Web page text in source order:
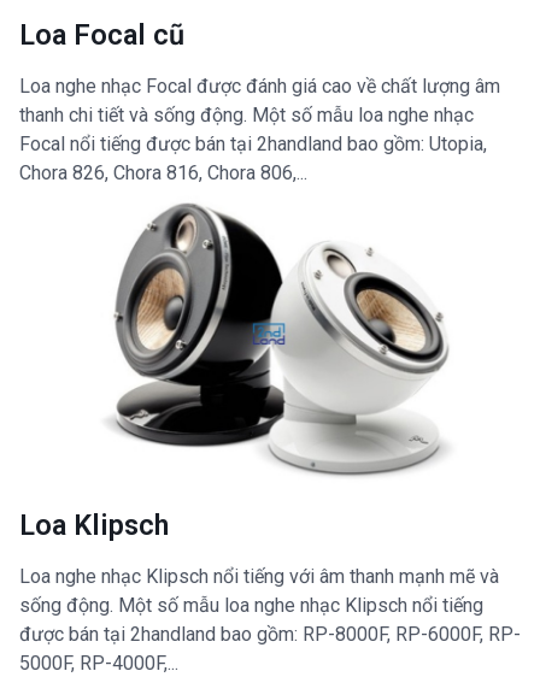
Loa Focal cũ
Loa nghe nhạc Focal được đánh giá cao về chất lượng âm
thanh chi tiết và sống động. Một số mẫu loa nghe nhạc
Focal nổi tiếng được bán tại 2handland bao gồm: Utopia,
Chora 826, Chora 816, Chora 806,...
Loa Klipsch
Loa nghe nhạc Klipsch nổi tiếng với âm thanh mạnh mẽ và
sống động. Một số mẫu loa nghe nhạc Klipsch nổi tiếng
được bán tại 2handland bao gồm: RP-8000F, RP-6000F, RP-
5000F, RP-4000F,...